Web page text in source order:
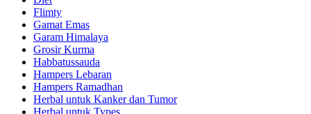
Flimty
Gamat Emas
Garam Himalaya
Grosir Kurma
Habbatussauda
Hampers Lebaran
Hampers Ramadhan
Herbal untuk Kanker dan Tumor
Herbal untuk Types